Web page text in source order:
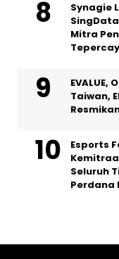
Synagie
Mitra
EVALUE,
Taiwan,
Esports
Seluruh
Perdana